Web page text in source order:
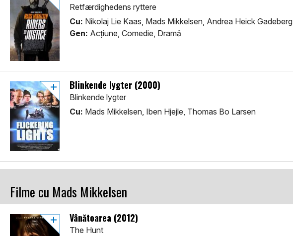
Retfærdighedens ryttere
Cu: Nikolaj Lie Kaas, Mads Mikkelsen, Andrea Heick Gadeberg
Gen: Acţiune, Comedie, Dramă
Blinkende lygter (2000)
Blinkende lygter
Cu: Mads Mikkelsen, Iben Hjejle, Thomas Bo Larsen
Filme cu Mads Mikkelsen
Vânătoarea (2012)
The Hunt